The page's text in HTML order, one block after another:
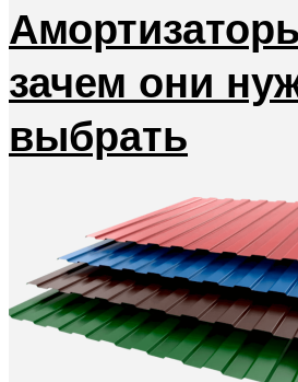
зачем они
выбрать